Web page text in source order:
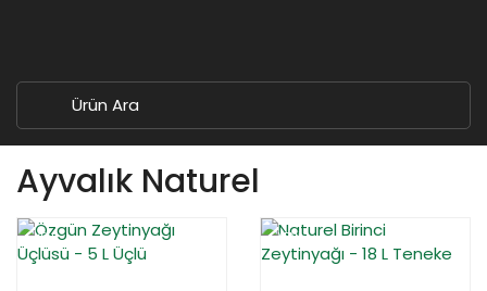
Ayvalık Naturel
YENİ YENİ